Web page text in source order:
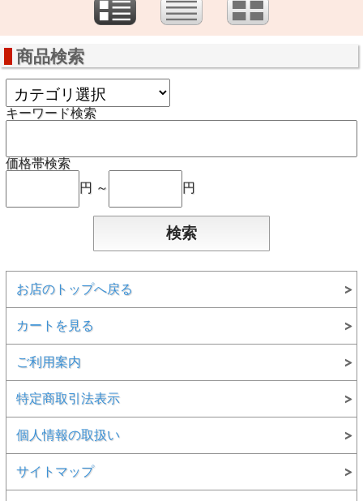
商品検索
キーワード検索
価格帯検索
円 ～
円
お店のトップへ戻る
カートを見る
ご利用案内
特定商取引法表示
個人情報の取扱い
サイトマップ